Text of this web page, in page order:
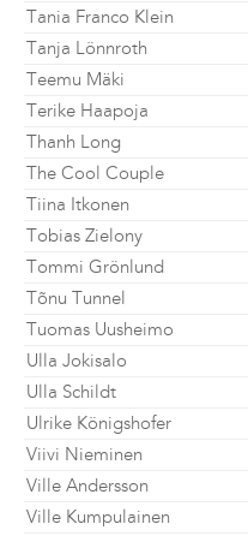
Tania Franco Klein
Tanja Lönnroth
Teemu Mäki
Terike Haapoja
Thanh Long
The Cool Couple
Tiina Itkonen
Tobias Zielony
Tommi Grönlund
Tõnu Tunnel
Tuomas Uusheimo
Ulla Jokisalo
Ulla Schildt
Ulrike Königshofer
Viivi Nieminen
Ville Andersson
Ville Kumpulainen